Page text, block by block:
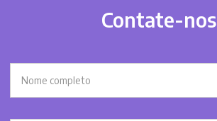
Contate-nos